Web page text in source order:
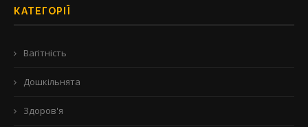
КАТЕГОРІЇ
Вагітність
Дошкільнята
Здоров'я